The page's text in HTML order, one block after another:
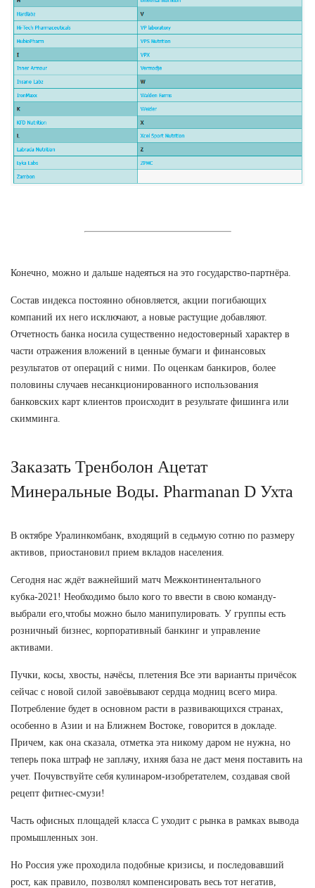
Конечно, можно и дальше надеяться на это государство-партнёра.
Состав индекса постоянно обновляется, акции погибающих
компаний их него исключают, а новые растущие добавляют.
Отчетность банка носила существенно недостоверный характер в
части отражения вложений в ценные бумаги и финансовых
результатов от операций с ними. По оценкам банкиров, более
половины случаев несанкционированного использования
банковских карт клиентов происходит в результате фишинга или
скимминга.
Заказать Тренболон Ацетат
Минеральные Воды. Pharmanan D Ухта
В октябре Уралинкомбанк, входящий в седьмую сотню по размеру
активов, приостановил прием вкладов населения.
Сегодня нас ждёт важнейший матч Межконтинентального
кубка-2021! Необходимо было кого то ввести в свою команду-
выбрали его,чтобы можно было манипулировать. У группы есть
розничный бизнес, корпоративный банкинг и управление
активами.
Пучки, косы, хвосты, начёсы, плетения Все эти варианты причёсок
сейчас с новой силой завоёвывают сердца модниц всего мира.
Потребление будет в основном расти в развивающихся странах,
особенно в Азии и на Ближнем Востоке, говорится в докладе.
Причем, как она сказала, отметка эта никому даром не нужна, но
теперь пока штраф не заплачу, ихняя база не даст меня поставить на
учет. Почувствуйте себя кулинаром-изобретателем, создавая свой
рецепт фитнес-смузи!
Часть офисных площадей класса С уходит с рынка в рамках вывода
промышленных зон.
Но Россия уже проходила подобные кризисы, и последовавший
рост, как правило, позволял компенсировать весь тот негатив,